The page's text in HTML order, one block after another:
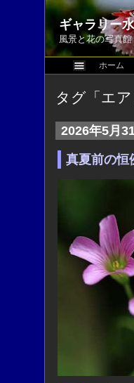
ギャラリー
風景と花の写真館
ホーム
タグ「エア
2026年5月
真夏前の恒